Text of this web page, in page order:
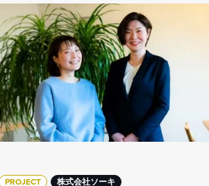
PROJECT 株式会社ソーキ